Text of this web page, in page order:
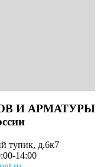
И АРМАТУРЫ
тупик, д.6к7
14:00